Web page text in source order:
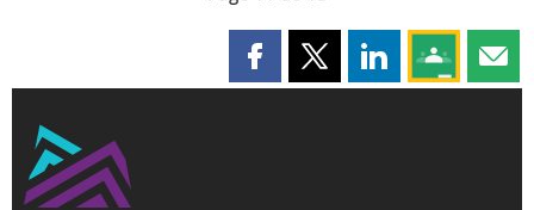
Partager cette page sur
Partager cette page sur X
Partager cette
Partagez